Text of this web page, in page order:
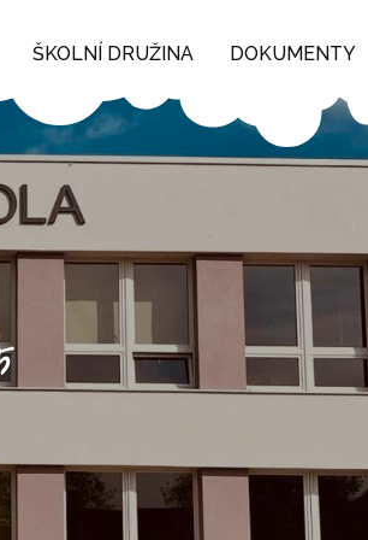
ŠKOLNÍ DRUŽINA DOKUMENTY